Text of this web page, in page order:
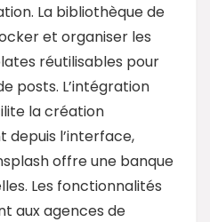
La bibliothèque de
et organiser les
réutilisables pour
posts. L’intégration
la création
l’interface,
offre une banque
Les fonctionnalités
aux agences de